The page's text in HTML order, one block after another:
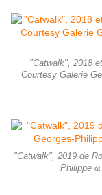
"Catwalk", 2018
Courtesy Galerie
"Catwalk", 2019 de
Philippe